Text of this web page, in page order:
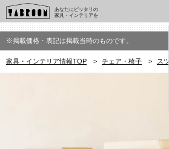
あなたにピッタリの
家具・インテリアを
※掲載価格・表記は掲載当時のものです。
家具・インテリア情報TOP > チェア・椅子 > ス